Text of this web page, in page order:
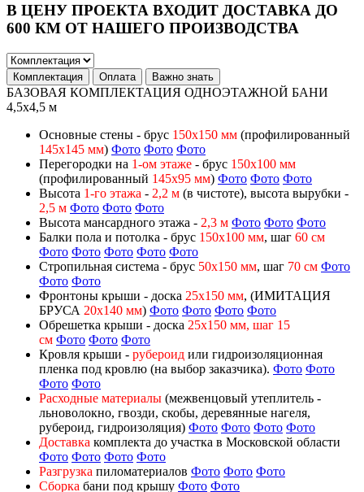
В ЦЕНУ ПРОЕКТА ВХОДИТ ДОСТАВКА ДО
600 КМ ОТ НАШЕГО ПРОИЗВОДСТВА
Комплектация Оплата Важно знать
БАЗОВАЯ КОМПЛЕКТАЦИЯ ОДНОЭТАЖНОЙ БАНИ
4,5х4,5 м
Основные стены - брус 150х150 мм (профилированный
145х145 мм) Фото Фото Фото
Перегородки на 1-ом этаже - брус 150х100 мм
(профилированный 145х95 мм) Фото Фото Фото
Высота 1-го этажа - 2,2 м (в чистоте), высота вырубки -
2,5 м Фото Фото Фото
Высота мансардного этажа - 2,3 м Фото Фото Фото
Балки пола и потолка - брус 150х100 мм, шаг 60 см
Фото Фото Фото Фото Фото
Стропильная система - брус 50х150 мм, шаг 70 см Фото
Фото Фото
Фронтоны крыши - доска 25х150 мм, (ИМИТАЦИЯ
БРУСА 20х140 мм) Фото Фото Фото Фото
Обрешетка крыши - доска 25х150 мм, шаг 15
см Фото Фото Фото
Кровля крыши - рубероид или гидроизоляционная
пленка под кровлю (на выбор заказчика). Фото Фото
Фото Фото
Расходные материалы (межвенцовый утеплитель -
льноволокно, гвозди, скобы, деревянные нагеля,
рубероид, гидроизоляция) Фото Фото Фото Фото
Доставка комплекта до участка в Московской области
Фото Фото Фото Фото
Разгрузка пиломатериалов Фото Фото Фото
Сборка бани под крышу Фото Фото